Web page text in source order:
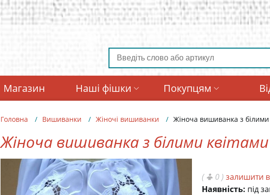
Магазин Наші фішки Покупцям
Головна Вишиванки Жіночі вишиванки Жіноча вишиванка з білими
Жіноча вишиванка з білими
(
0 ) залишити
Наявність: під